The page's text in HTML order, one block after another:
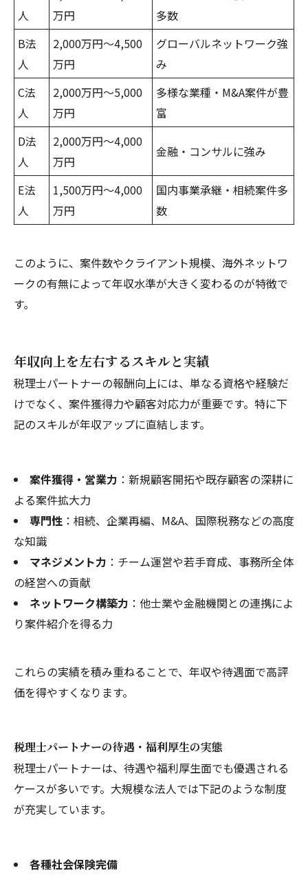
人
万円
多数
B法
人
2,000万円～4,500
万円
グローバルネットワーク強
み
C法
人
2,000万円～5,000
万円
多様な業種・M&A案件が豊
富
D法
人
2,000万円～4,000
万円
金融・コンサルに強み
E法
人
1,500万円～4,000
万円
国内事業承継・相続案件多
数
このように、案件数やクライアント規模、海外ネットワ
ークの有無によって年収水準が大きく変わるのが特徴で
す。
年収向上を左右するスキルと実績
税理士パートナーの報酬向上には、単なる資格や経験だ
けでなく、案件獲得力や顧客対応力が重要です。特に下
記のスキルが年収アップに直結します。
案件獲得・営業力 ：新規顧客開拓や既存顧客の深耕に
よる案件拡大力
専門性：相続、企業再編、M&A、国際税務などの高度
な知識
マネジメント力 ：チーム運営や若手育成、事務所全体
の経営への貢献
ネットワーク構築力 ：他士業や金融機関との連携によ
り案件紹介を得る力
これらの実績を積み重ねることで、年収や待遇面で高評
価を得やすくなります。
税理士パートナーの待遇・福利厚生の実態
税理士パートナーは、待遇や福利厚生面でも優遇される
ケースが多いです。大規模な法人では下記のような制度
が充実しています。
各種社会保険完備